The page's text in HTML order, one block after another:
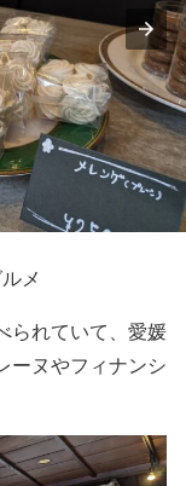
メ
られていて、愛媛
ーヌやフィナンシ